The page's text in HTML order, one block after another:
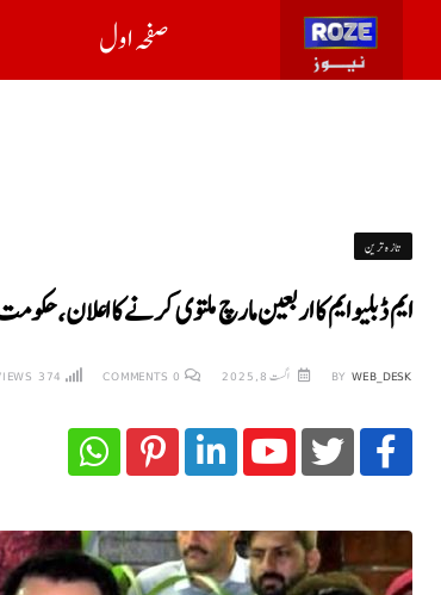
صفحہ اول
تازہ ترین
ایم ڈبلیو ایم کا اربعین مارچ ملتوی کرنے کا اعلان، حکومت سے 7 نکاتی ایجنڈے
BY WEB_DESK اگست 8, 2025 0
COMMENTS
374